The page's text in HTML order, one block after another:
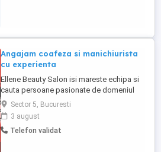
Angajam coafeza si manichiurista
cu experienta
Ellene Beauty Salon isi mareste echipa si
cauta persoane pasionate de domeniul
beauty pentru posturile de coafeza si
manichiurista. Oferim contract individual
de munca. Program 6 ore pe zi sau o zi cu
o zi. Salariu procentual motivant in functie
Sector 5, Bucuresti
3 august
Telefon validat